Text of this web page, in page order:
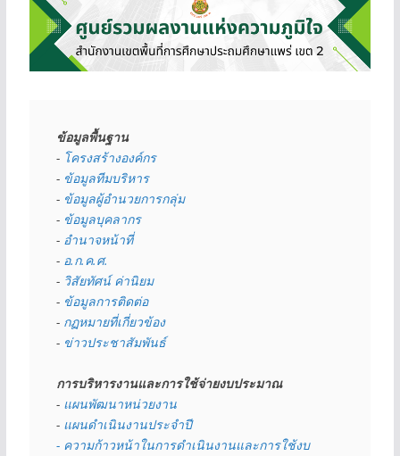
ข้อมูลพื้นฐาน
- โครงสร้างองค์กร
- ข้อมูลทีมบริหาร
- ข้อมูลผู้อำนวยการกลุ่ม
- ข้อมูลบุคลากร
- อำนาจหน้าที่
- อ.ก.ค.ศ.
- วิสัยทัศน์ ค่านิยม
- ข้อมูลการติดต่อ
- กฏหมายที่เกี่ยวข้อง
- ข่าวประชาสัมพันธ์
การบริหารงานและการใช้จ่ายงบประมาณ
- แผนพัฒนาหน่วยงาน
- แผนดำเนินงานประจำปี
- ความก้าวหน้าในการดำเนินงานและการใช้งบ